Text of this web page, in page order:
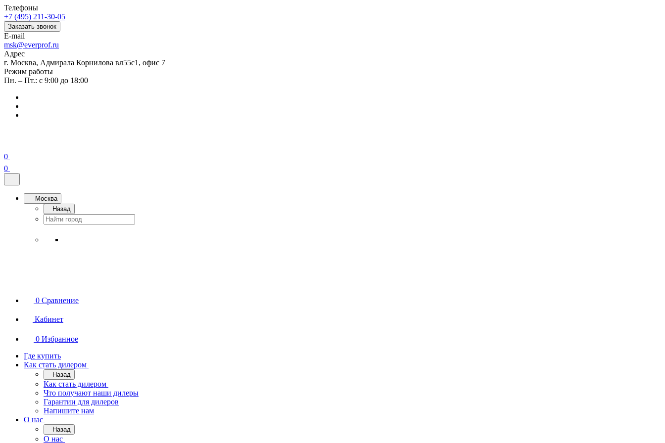
Телефоны
+7 (495) 211-30-05
Заказать звонок
E-mail
msk@everprof.ru
Адрес
г. Москва, Адмирала Корнилова вл55с1, офис 7
Режим работы
Пн. – Пт.: с 9:00 до 18:00
0
0
Москва
Назад
0 Сравнение
Кабинет
0 Избранное
Где купить
Как стать дилером
Назад
Как стать дилером
Что получают наши дилеры
Гарантии для дилеров
Напишите нам
О нас
Назад
О нас